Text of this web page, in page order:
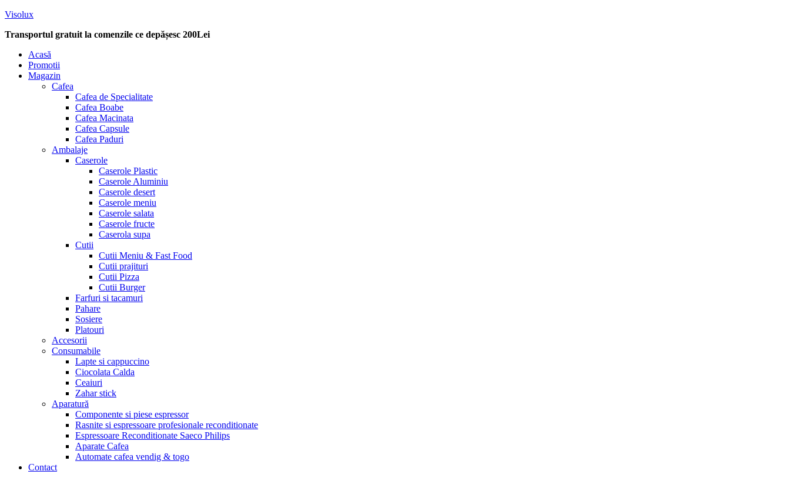
Visolux
Transportul gratuit la comenzile ce depășesc 200Lei
Menu
Acasă
Promotii
Magazin
Cafea
Cafea de Specialitate
Cafea Boabe
Cafea Macinata
Cafea Capsule
Cafea Paduri
Ambalaje
Caserole
Caserole Plastic
Caserole Aluminiu
Caserole desert
Caserole meniu
Caserole salata
Caserole fructe
Caserola supa
Cutii
Cutii Meniu & Fast Food
Cutii prajituri
Cutii Pizza
Cutii Burger
Farfuri si tacamuri
Pahare
Sosiere
Platouri
Accesorii
Consumabile
Lapte si cappuccino
Ciocolata Calda
Ceaiuri
Zahar stick
Aparatură
Componente si piese espressor
Rasnite si espressoare profesionale reconditionate
Espressoare Reconditionate Saeco Philips
Aparate Cafea
Automate cafea vendig & togo
Contact